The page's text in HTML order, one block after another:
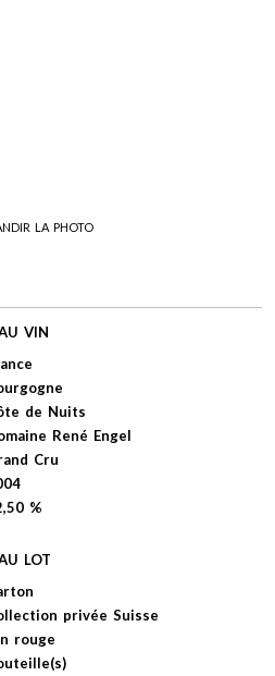
LA PHOTO
VIN
de Nuits
René Engel
Cru
%
LOT
privée Suisse
rouge